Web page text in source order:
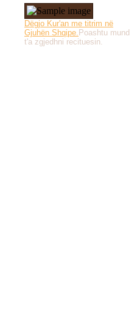
Dëgjo Kur'an me titrim në
Gjuhën Shqipe. Poashtu mund
t'a zgjedhni recituesin.